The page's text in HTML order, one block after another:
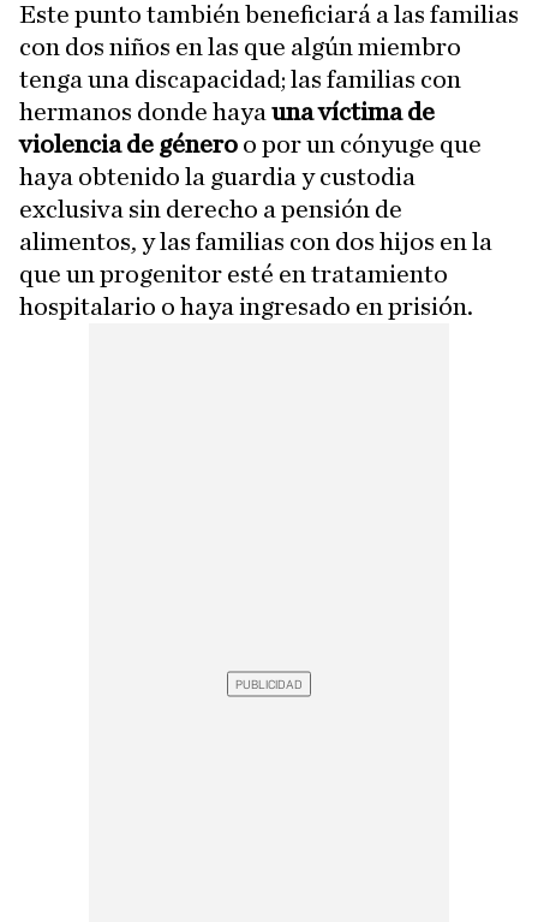
Este punto también beneficiará a las familias
con dos niños en las que algún miembro
tenga una discapacidad; las familias con
hermanos donde haya una víctima de
violencia de género o por un cónyuge que
haya obtenido la guardia y custodia
exclusiva sin derecho a pensión de
alimentos, y las familias con dos hijos en la
que un progenitor esté en tratamiento
hospitalario o haya ingresado en prisión.